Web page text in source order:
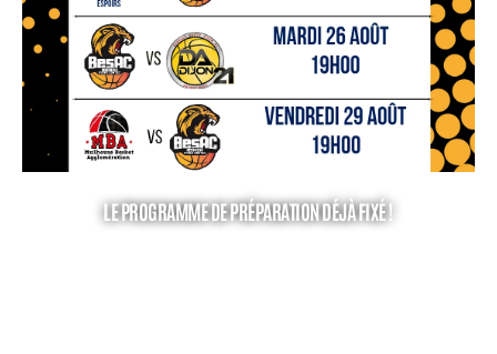
LE PROGRAMME DE PRÉPARATION DÉJÀ FIXÉ !